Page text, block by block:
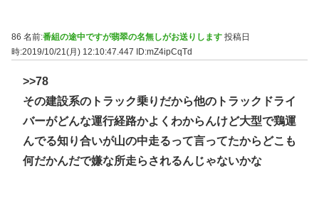
86 名前:番組の途中ですが翡翠の名無しがお送りします 投稿日
時:2019/10/21(月) 12:10:47.447
ID:mZ4ipCqTd
>>78
その建設系のトラック乗りだから他のトラックドライ
バーがどんな運行経路かよくわからんけど大型で鶏運
んでる知り合いが山の中走るって言ってたからどこも
何だかんだで嫌な所走らされるんじゃないかな